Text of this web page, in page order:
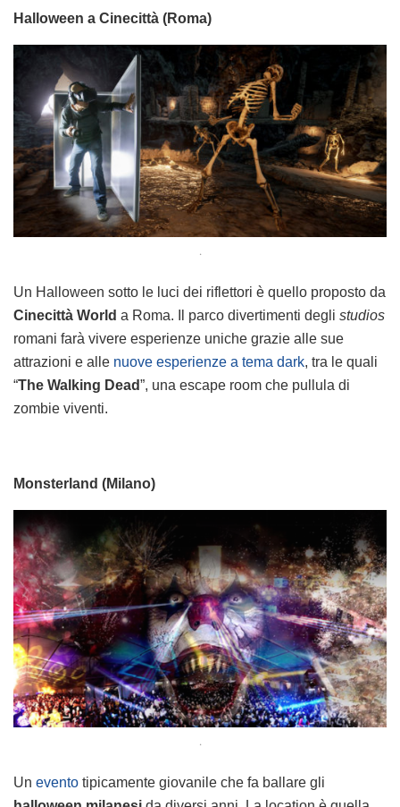
Halloween a Cinecittà (Roma)
.
Un Halloween sotto le luci dei riflettori è quello proposto da
Cinecittà World a Roma. Il parco divertimenti degli studios
romani farà vivere esperienze uniche grazie alle sue
attrazioni e alle nuove esperienze a tema dark, tra le quali
“The Walking Dead”, una escape room che pullula di
zombie viventi.
Monsterland (Milano)
.
Un evento tipicamente giovanile che fa ballare gli